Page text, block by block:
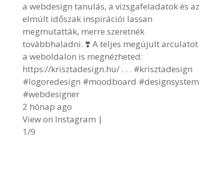
a webdesign tanulás, a vizsgafeladatok és az
elmúlt időszak inspirációi lassan
megmutatták, merre szeretnék
továbbhaladni. ❣️ A teljes megújult arculatot
a weboldalon is megnézheted:
https://krisztadesign.hu/ . . . #krisztadesign
#logoredesign #moodboard #designsystem
#webdesigner
2 hónap ago
View on Instagram |
1/9